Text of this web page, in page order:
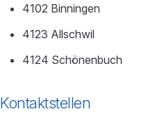
4102 Binningen
4123 Allschwil
4124 Schönenbuch
Kontaktstellen